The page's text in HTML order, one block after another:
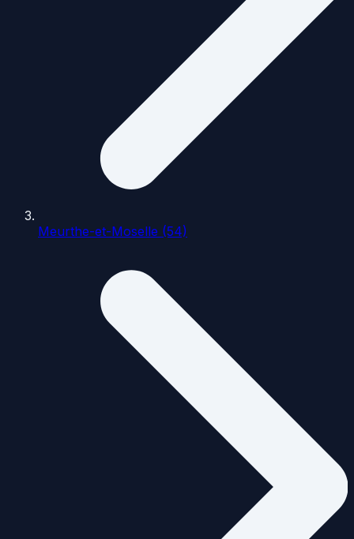
Meurthe-et-Moselle (54)